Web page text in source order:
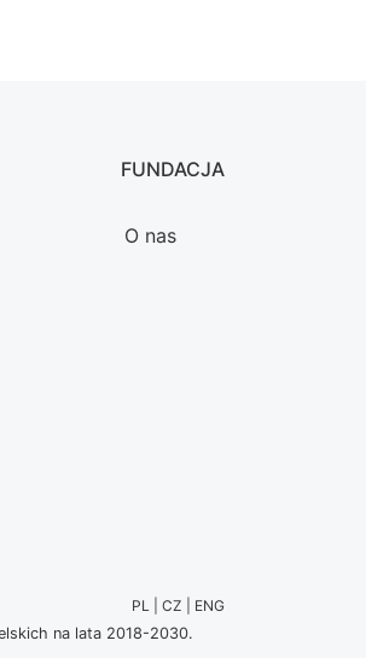
FUNDACJA
O nas
PL | CZ | ENG
na lata 2018-2030.